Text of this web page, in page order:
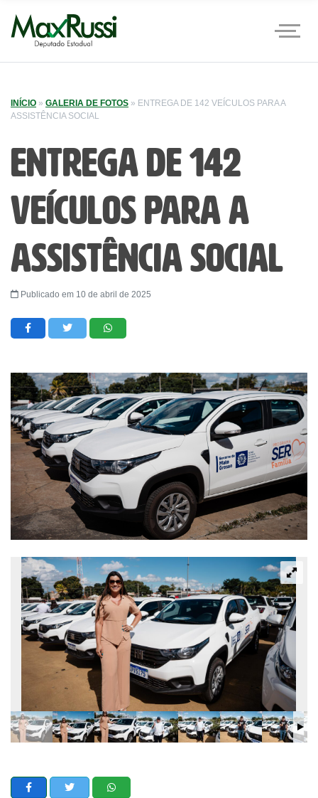
INÍCIO » GALERIA DE FOTOS » ENTREGA DE 142 VEÍCULOS PARA A
ASSISTÊNCIA SOCIAL
Entrega de 142
veículos para a
Assistência Social
Publicado em 10 de abril de 2025